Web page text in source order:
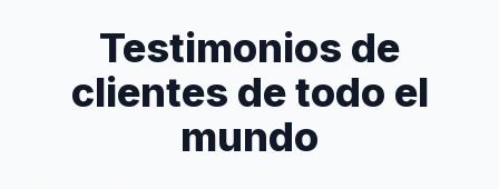
Testimonios de
clientes de todo el
mundo